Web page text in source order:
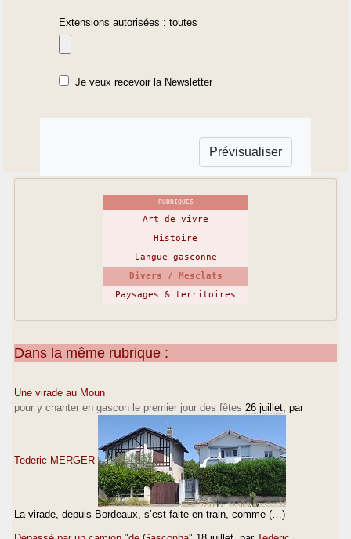
Extensions autorisées : toutes
Je veux recevoir la Newsletter
RUBRIQUES
Art de vivre
Histoire
Langue gasconne
Divers / Mesclats
Paysages & territoires
Dans la même rubrique :
Une virade au Moun
pour y chanter en gascon le premier jour des fêtes 26 juillet , par
Tederic MERGER
La virade, depuis Bordeaux, s’est faite en train, comme (…)